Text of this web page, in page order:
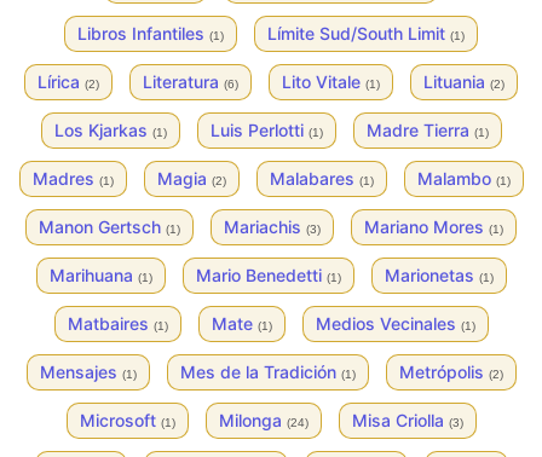
Libros Infantiles (1) Límite Sud/South Limit (1)
Lírica (2) Literatura (6) Lito Vitale (1) Lituania (2)
Los Kjarkas (1) Luis Perlotti (1) Madre Tierra (1)
Madres (1) Magia (2) Malabares (1) Malambo (1)
Manon Gertsch (1) Mariachis (3) Mariano Mores (1)
Marihuana (1) Mario Benedetti (1) Marionetas (1)
Matbaires (1) Mate (1) Medios Vecinales (1)
Mensajes (1) Mes de la Tradición (1) Metrópolis (2)
Microsoft (1) Milonga (24) Misa Criolla (3)